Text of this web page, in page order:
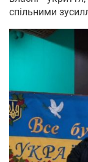
спільними